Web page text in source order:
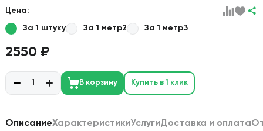
Цена:
За 1 штуку За 1 метр2 За 1 метр3
2550 ₽
В корзину Купить в 1 клик
ОписаниеХарактеристикиУслугиДоставка и оплата